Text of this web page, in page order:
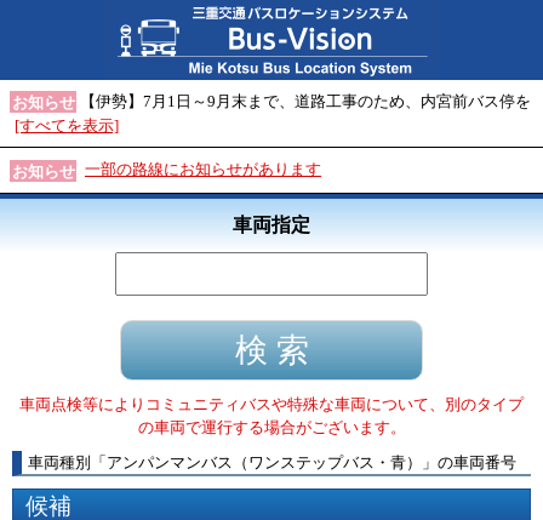
お知らせ
【伊勢】7月1日～9月末まで、道路工事のため、内宮前バス停を
[すべてを表示]
お知らせ 一部の路線にお知らせがあります
車両指定
車両点検等によりコミュニティバスや特殊な車両について、別のタイプ
の車両で運行する場合がございます。
車両種別
「 アンパンマンバス（ワンステップバス・青） 」 の車両番号
候補